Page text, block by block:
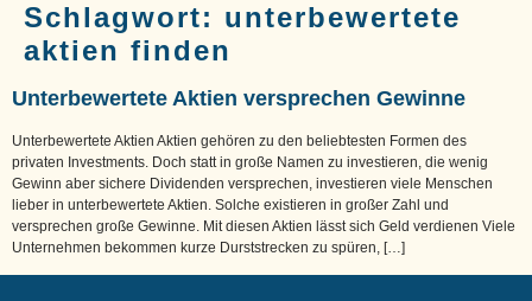
Schlagwort: unterbewertete
aktien finden
Unterbewertete Aktien versprechen Gewinne
Unterbewertete Aktien Aktien gehören zu den beliebtesten Formen des
privaten Investments. Doch statt in große Namen zu investieren, die wenig
Gewinn aber sichere Dividenden versprechen, investieren viele Menschen
lieber in unterbewertete Aktien. Solche existieren in großer Zahl und
versprechen große Gewinne. Mit diesen Aktien lässt sich Geld verdienen Viele
Unternehmen bekommen kurze Durststrecken zu spüren, […]